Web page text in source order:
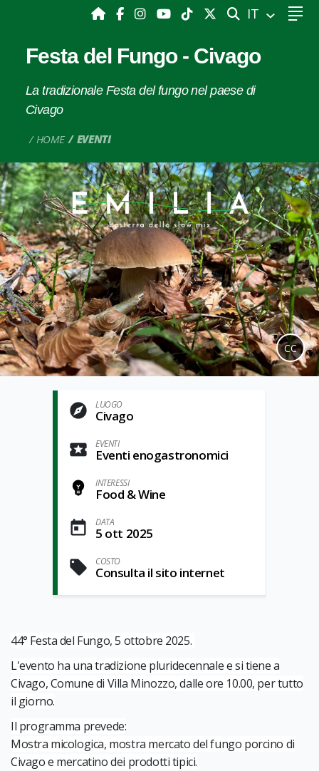
CERCA
IT
Festa del Fungo - Civago
La tradizionale Festa del fungo nel paese di
Civago
HOME EVENTI
CC
LUOGO
Civago
EVENTI
Eventi enogastronomici
INTERESSI
Food & Wine
DATA
5 ott 2025
COSTO
Consulta il sito internet
44° Festa del Fungo, 5 ottobre 2025.
L'evento ha una tradizione pluridecennale e si tiene a
Civago, Comune di Villa Minozzo, dalle ore 10.00, per tutto
il giorno.
Il programma prevede:
Mostra micologica, mostra mercato del fungo porcino di
Civago e mercatino dei prodotti tipici.